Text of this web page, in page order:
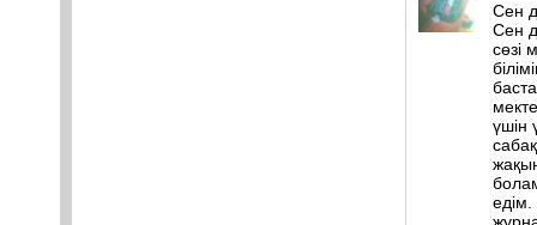
Сен
Сен
сөзі
үшін